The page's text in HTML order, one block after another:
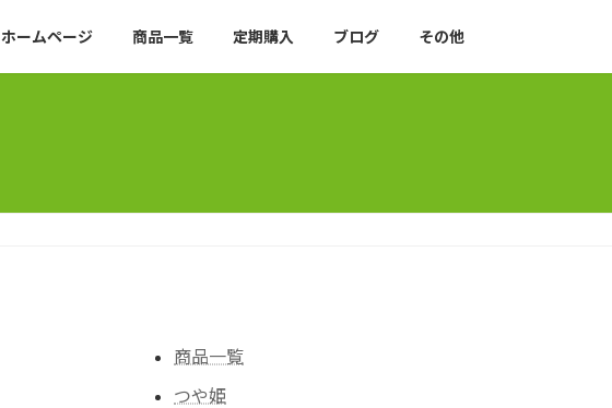
ホームページ 商品一覧 定期購入 ブログ その他
商品一覧
つや姫